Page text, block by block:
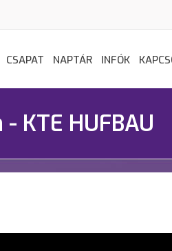
CSAPAT NAPTÁR INFÓK
KTE HUFBAU